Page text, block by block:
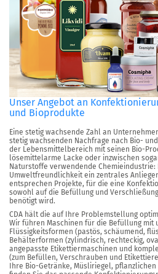
Unser Angebot an
und Bioprodukte
Eine stetig wachsende Zahl an
stetig wachsenden Nachfrage nach Bio-
der Lebensmittelbereich mit seinen Bio-
lösemittelarme Lacke oder inzwischen
Naturstoffe verwendende
Umweltfreundlichkeit ein zentrales
entsprechen Projekte, für die eine
sowohl auf die Befüllung und
benötigt wird.
CDA hält die auf Ihre Problemstellung
Wir führen Maschinen für die Befüllung mit
Flüssigkeitsformen (pastös, schäumend,
Behälterformen (zylindrisch, rechteckig,
angepasste Etikettiermaschinen und
(zum Befüllen, Verschrauben und
Ihre Bio-Getränke, Müsliriegel,